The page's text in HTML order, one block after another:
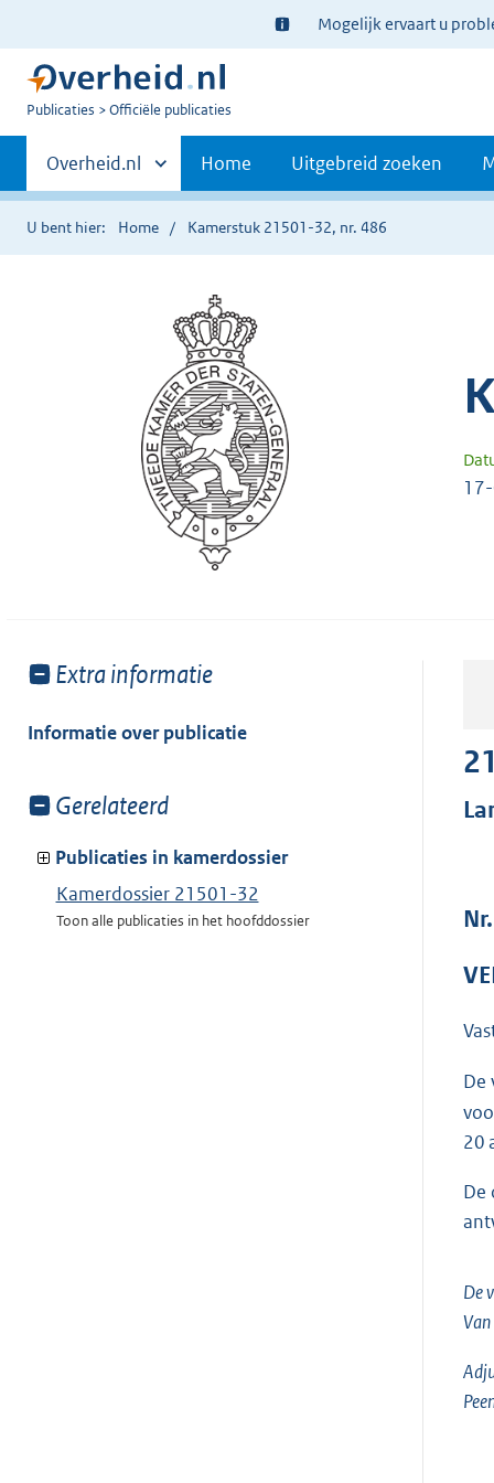
Ter
informatie:
Mogelijk ervaart u
U
Publicaties Officiële publicaties
Primaire
navigatie
Andere
sites
binnen
Overheid.nl Home Uitgebreid zoeken
U bent hier: Home Kamerstuk 21501-32, nr. 486
Toon
van:
Extra informatie
Informatie over publicatie
Toon
van:
Gerelateerd
Publicaties in kamerdossier
Kamerdossier 21501-32
Toon alle publicaties in het hoofddossier
De
20
De
De